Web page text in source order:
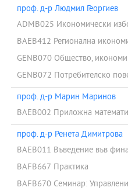
проф. д-р Людмил Георгиев
ADMB025 Икономически
BAEB412 Регионална
GENB070 Общество,
GENB072 Потребителско
проф. д-р Марин Маринов
BAEB002 Приложна
проф. д-р Ренета Димитрова
BAEB011 Въведение във
BAFB667 Практика
BAFB670 Семинар: